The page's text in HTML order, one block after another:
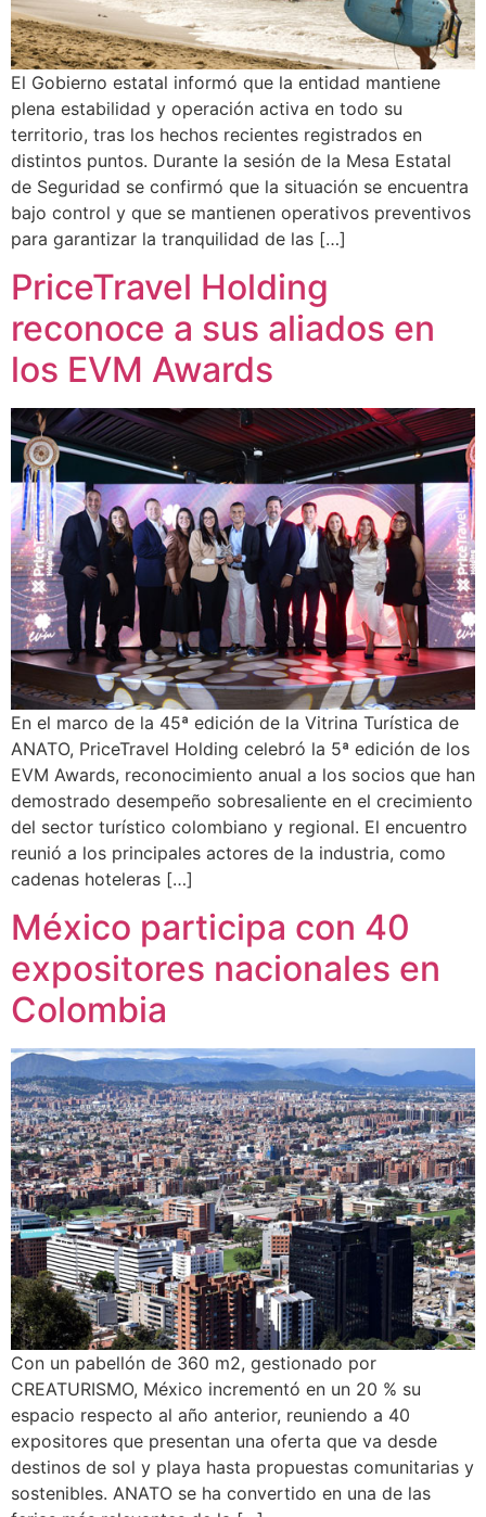
El Gobierno estatal informó que la entidad mantiene
plena estabilidad y operación activa en todo su
territorio, tras los hechos recientes registrados en
distintos puntos. Durante la sesión de la Mesa Estatal
de Seguridad se confirmó que la situación se encuentra
bajo control y que se mantienen operativos preventivos
para garantizar la tranquilidad de las […]
PriceTravel Holding
reconoce a sus aliados en
los EVM Awards
En el marco de la 45ª edición de la Vitrina Turística de
ANATO, PriceTravel Holding celebró la 5ª edición de los
EVM Awards, reconocimiento anual a los socios que han
demostrado desempeño sobresaliente en el crecimiento
del sector turístico colombiano y regional. El encuentro
reunió a los principales actores de la industria, como
cadenas hoteleras […]
México participa con 40
expositores nacionales en
Colombia
Con un pabellón de 360 m2, gestionado por
CREATURISMO, México incrementó en un 20 % su
espacio respecto al año anterior, reuniendo a 40
expositores que presentan una oferta que va desde
destinos de sol y playa hasta propuestas comunitarias y
sostenibles. ANATO se ha convertido en una de las